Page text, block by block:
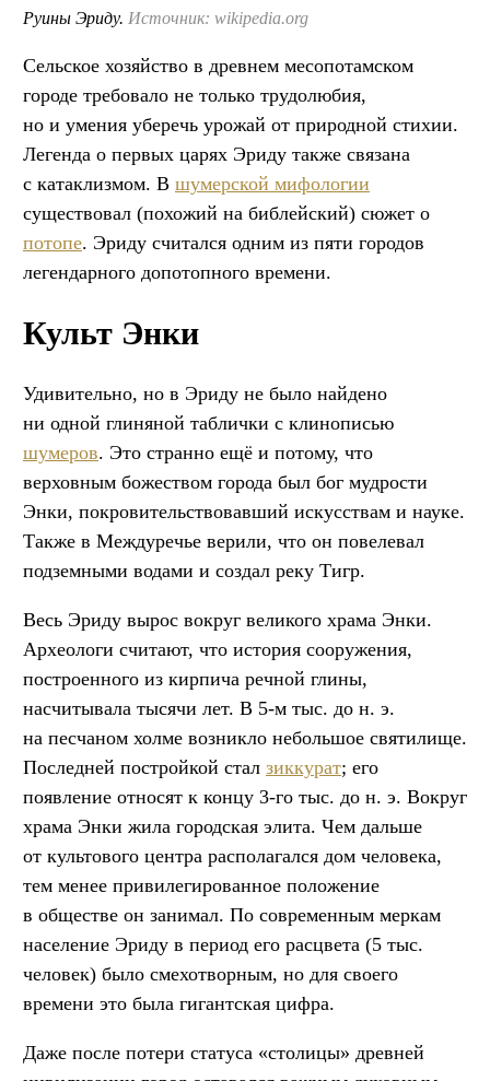
Руины Эриду. Источник: wikipedia.org
Сельское хозяйство в древнем месопотамском
городе требовало не только трудолюбия,
но и умения уберечь урожай от природной стихии.
Легенда о первых царях Эриду также связана
с катаклизмом. В шумерской мифологии
существовал (похожий на библейский) сюжет о
потопе. Эриду считался одним из пяти городов
легендарного допотопного времени.
Культ Энки
Удивительно, но в Эриду не было найдено
ни одной глиняной таблички с клинописью
шумеров. Это странно ещё и потому, что
верховным божеством города был бог мудрости
Энки, покровительствовавший искусствам и науке.
Также в Междуречье верили, что он повелевал
подземными водами и создал реку Тигр.
Весь Эриду вырос вокруг великого храма Энки.
Археологи считают, что история сооружения,
построенного из кирпича речной глины,
насчитывала тысячи лет. В 5-м тыс. до н. э.
на песчаном холме возникло небольшое святилище.
Последней постройкой стал зиккурат; его
появление относят к концу 3-го тыс. до н. э. Вокруг
храма Энки жила городская элита. Чем дальше
от культового центра располагался дом человека,
тем менее привилегированное положение
в обществе он занимал. По современным меркам
население Эриду в период его расцвета (5 тыс.
человек) было смехотворным, но для своего
времени это была гигантская цифра.
Даже после потери статуса «столицы» древней